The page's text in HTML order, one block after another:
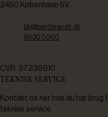
2450 København SV
bb@bentbrandt.dk
8930 0000
CVR: 37238910
TEKNISK SERVICE
Kontakt os her hvis du har brug
teknisk service.